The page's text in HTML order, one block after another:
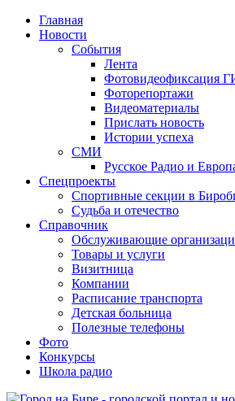
Главная
Новости
События
Лента
Фотовидеофиксация
Фоторепортажи
Видеоматериалы
Прислать новость
Истории успеха
СМИ
Русское Радио и
Спецпроекты
Спортивные секции в
Судьба и отечество
Справочник
Обслуживающие
Товары и услуги
Визитница
Компании
Расписание транспорта
Детская больница
Полезные телефоны
Фото
Конкурсы
Школа радио